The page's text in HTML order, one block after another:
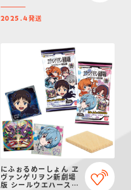
【プレミアムバンダイ
＆エヴァストア限定】
2025.4発送
にふぉるめーしょん ヱ
ヴァンゲリヲン新劇場
版 シールウエハース補